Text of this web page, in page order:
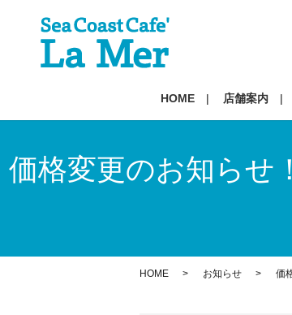
HOME 店舗案内
価格変更のお知らせ
HOME お知らせ 価